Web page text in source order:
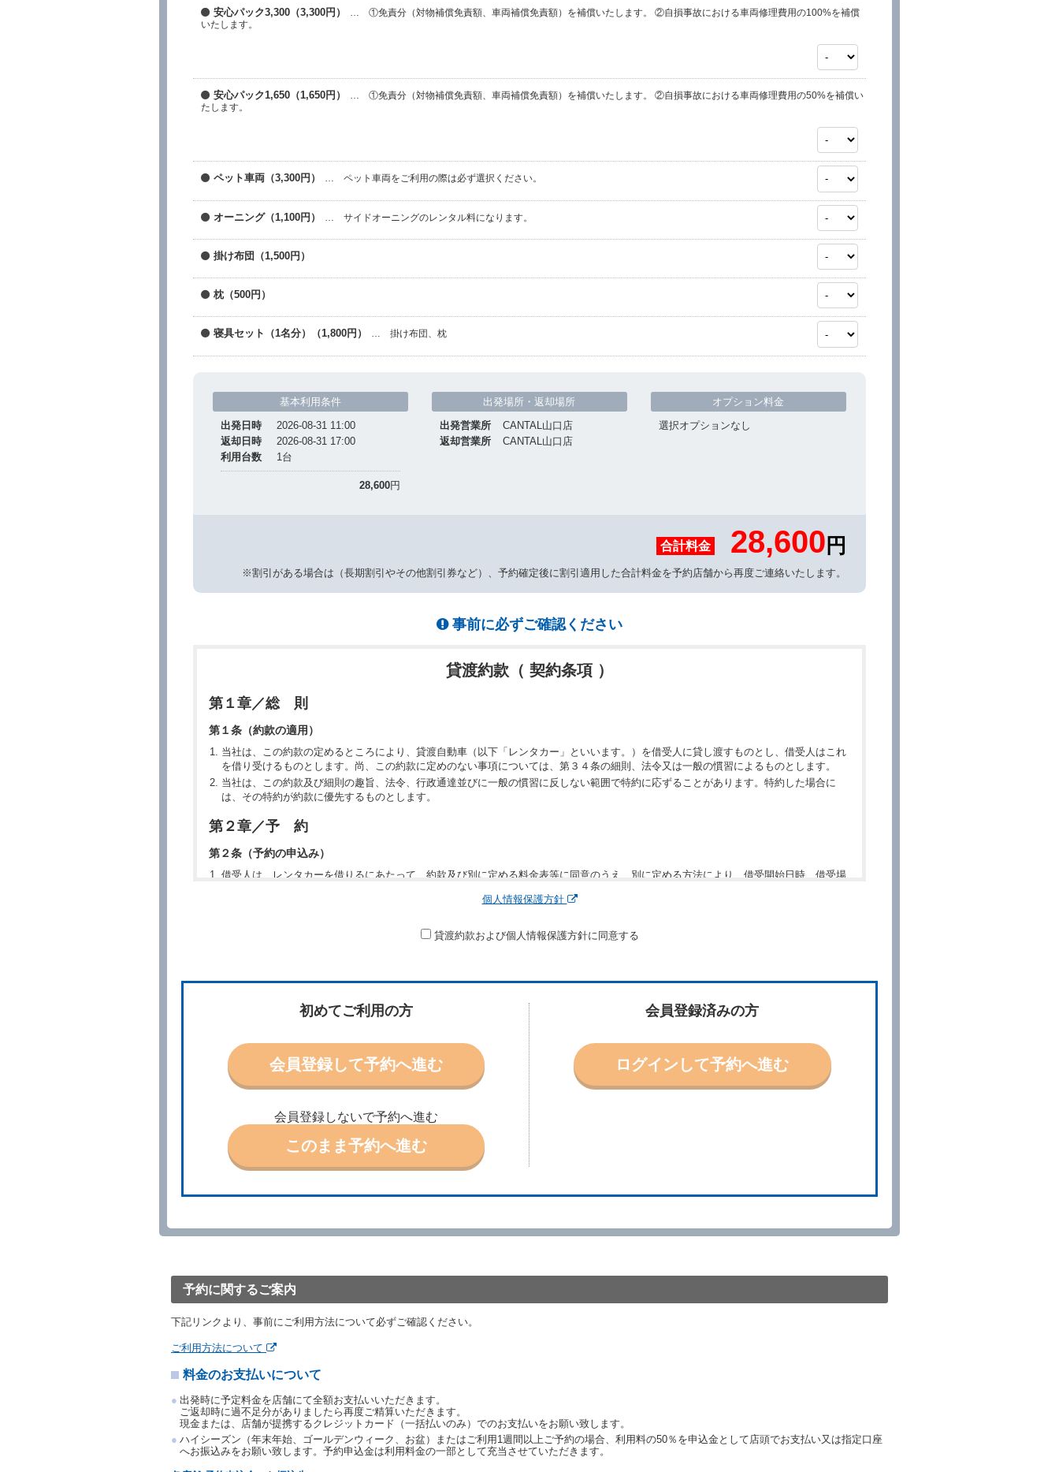
安心パック3,300（3,300円）
… ①免責分（対物補償免責額、車両補償免責額）を補償いたします。 ②自損事故における車両修理費用の100%を補償
いたします。
安心パック1,650（1,650円）
… ①免責分（対物補償免責額、車両補償免責額）を補償いたします。 ②自損事故における車両修理費用の50%を補償い
たします。
ペット車両（3,300円） … ペット車両をご利用の際は必ず選択ください。
オーニング（1,100円） … サイドオーニングのレンタル料になります。
掛け布団（1,500円）
枕（500円）
寝具セット（1名分）（1,800円） … 掛け布団、枕
基本利用条件
出発日時
2026-08-31 11:00
返却日時
2026-08-31 17:00
利用台数
1 台
28,600円
出発場所・返却場所
出発営業所
CANTAL山口店
返却営業所
CANTAL山口店
オプション料金
選択オプションなし
合計料金 28,600 円
※割引がある場合は（長期割引やその他割引券など）、予約確定後に割引適用した合計料金を予約店舗から再度ご連絡いたします。
事前に必ずご確認ください
貸渡約款（ 契約条項 ）
第１章／総 則
第１条（約款の適用）
当社は、この約款の定めるところにより、貸渡自動車（以下「レンタカー」といいます。）を借受人に貸し渡すものとし、借受人はこれ
を借り受けるものとします。尚、この約款に定めのない事項については、第３４条の細則、法令又は一般の慣習によるものとします。
当社は、この約款及び細則の趣旨、法令、行政通達並びに一般の慣習に反しない範囲で特約に応ずることがあります。特約した場合に
は、その特約が約款に優先するものとします。
第２章／予 約
第２条（予約の申込み）
借受人は、レンタカーを借りるにあたって、約款及び別に定める料金表等に同意のうえ、別に定める方法により、借受開始日時、借受場
予約の申込みを行うことができます。なお、当社は、電話連絡並びに電子メールによる予約に応じますが、予約内容と実際に相違があっ
当社は、借受人から予約の申込みがあったときは、原則として、当社の保有するレンタカーの範囲内で予約に応ずるものとします。この
第４条（予約の取消し等）
借受人は、別に定める方法により予約を取り消すことができます。
借受人が、借受人の都合により予約した借受開始時刻を１時間以上経過してもレンタカー貸渡契約（以下「貸渡契約」といいます。）締
結手続きに着手しなかったときは、予約が取り消されたものとします。
前２項の場合、借受人は、別に定めるところにより予約取消手数料を当社に支払うものとし、当社は、この予約取消手数料の支払いがあ
ったときは、受領済の予約申込金を借受人に返還するものとします。
当社の都合により、予約が取り消されたとき、又は貸渡契約が締結されなかったときは、当社は受領済の予約申込金を返還するものとし
ます。
事故、盗難、不返還、リコール、天災その他の借受人若しくは当社のいずれの責にもよらない事由により貸渡契約が締結されなかったと
きは、予約は取り消されたものとします。この場合、当社は受領済の予約申込金を返還するものとします。
当社は、借受人から予約のあった車種クラスのレンタカーを貸し渡すことができないときは、予約と異なる車種クラスのレンタカー（以
借受人が前項の申入れを承諾したときは、当社は車種クラスを除き予約時と同一の借受条件でレンタカー提携先の代替レンタカーを貸し
とします。
借受人は、第１項の代替レンタカーの貸渡しの申入れを拒絶し、予約を取り消すことができるものとします。
前項の場合、第１項の貸渡しをすることができない原因が、当社の責に帰する事由によるときには第４条第４項の予約の取消しとして取
り扱い、当社は受領済の予約申込金を返還するものとします。
取り扱い、当社は受領済の予約申込金を返還するものとします。
第６条（免責）
当社及び借受人は、予約が取り消され、又は貸渡契約が締結されなかったことについて、第４条及び第５条に定める場合を除き、相互に
何らの請求をしないものとします。
第３章／貸 渡 し
個人情報保護方針
貸渡約款および個人情報保護方針に同意する
初めてご利用の方
会員登録して予約へ進む
会員登録しないで予約へ進む
このまま予約へ進む
会員登録済みの方
ログインして予約へ進む
予約に関するご案内
下記リンクより、事前にご利用方法について必ずご確認ください。
ご利用方法について
料金のお支払いについて
出発時に予定料金を店舗にて全額お支払いいただきます。
ご返却時に過不足分がありましたら再度ご精算いただきます。
現金または、店舗が提携するクレジットカード（一括払いのみ）でのお支払いをお願い致します。
ハイシーズン（年末年始、ゴールデンウィーク、お盆）またはご利用1週間以上ご予約の場合、利用料の50％を申込金として店頭でお支払い又は指定口座
へお振込みをお願い致します。予約申込金は利用料金の一部として充当させていただきます。